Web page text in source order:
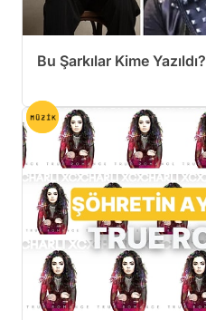
Bu Şarkılar Kime Yazıldı?